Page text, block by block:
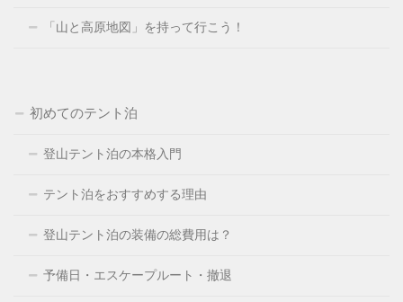
「山と高原地図」を持って行こう！
初めてのテント泊
登山テント泊の本格入門
テント泊をおすすめする理由
登山テント泊の装備の総費用は？
予備日・エスケープルート・撤退